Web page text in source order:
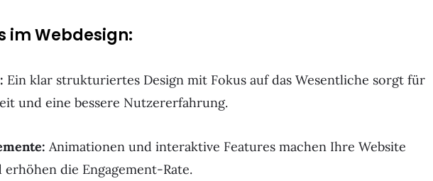
im Webdesign:
Ein klar strukturiertes Design mit Fokus auf das Wesentliche sorgt für
und eine bessere Nutzererfahrung.
Animationen und interaktive Features machen Ihre Website
die Engagement-Rate.